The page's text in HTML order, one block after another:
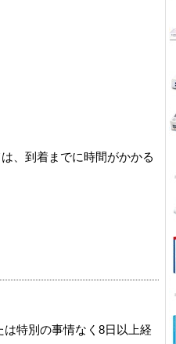
、到着までに時間がかかる
特別の事情なく8日以上経